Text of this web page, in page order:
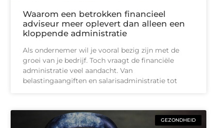
Waarom een betrokken financieel
adviseur meer oplevert dan alleen een
kloppende administratie
Als ondernemer wil je vooral bezig zijn met de
groei van je bedrijf. Toch vraagt de financiële
administratie veel aandacht. Van
belastingaangiften en salarisadministratie tot
GEZONDHEID